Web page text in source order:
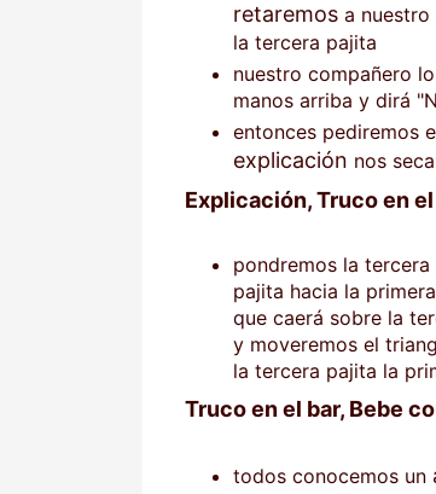
retaremos a
la tercera pajita
nuestro compañero
manos arriba y dirá
entonces pediremos
explicación nos
Explicación, Truco en
pondremos la
pajita hacia la
que caerá sobre la
y moveremos el
la tercera pajita la
Truco en el bar, Bebe
todos conocemos un